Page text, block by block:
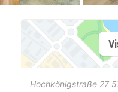
Hochkönigstraße 27